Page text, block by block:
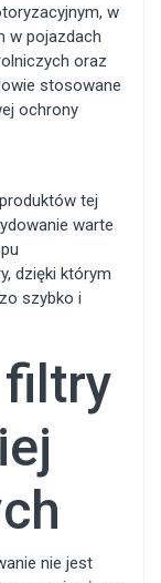
w
w pojazdach
oraz
stosowane
ochrony
tej
warte
dzięki którym
szybko i
nie jest